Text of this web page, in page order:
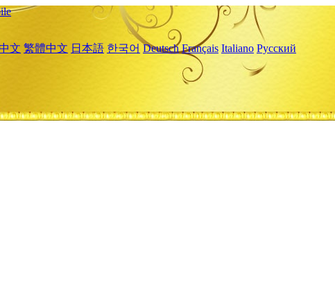
文 繁體中文 日本語 한국어 Deutsch Français Italiano Русский